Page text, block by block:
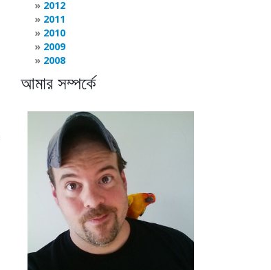
2012
2011
2010
2009
2008
আমার সম্পর্কে